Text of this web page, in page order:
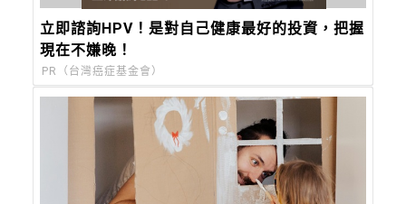
立即諮詢HPV！是對自己健康最好的投資，把握
現在不嫌晚！
PR（台灣癌症基金會）